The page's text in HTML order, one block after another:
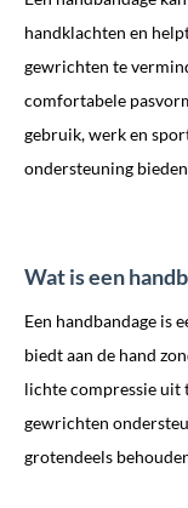
handklachten en
gewrichten te
comfortabele
gebruik, werk en
ondersteuning
Wat is een
Een handbandage is
biedt aan de hand
lichte compressie uit
gewrichten
grotendeels